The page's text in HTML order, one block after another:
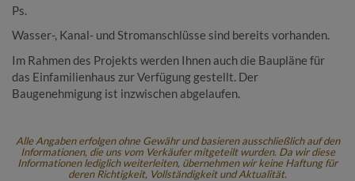
Ps.
Wasser-, Kanal- und Stromanschlüsse sind bereits vorhanden.
Im Rahmen des Projekts werden Ihnen auch die Baupläne für
das Einfamilienhaus zur Verfügung gestellt. Der
Baugenehmigung ist inzwischen abgelaufen.
Alle Angaben erfolgen ohne Gewähr und basieren ausschließlich auf den
Informationen, die uns vom Verkäufer mitgeteilt wurden. Da wir diese
Informationen lediglich weiterleiten, übernehmen wir keine Haftung für
deren Richtigkeit, Vollständigkeit und Aktualität.